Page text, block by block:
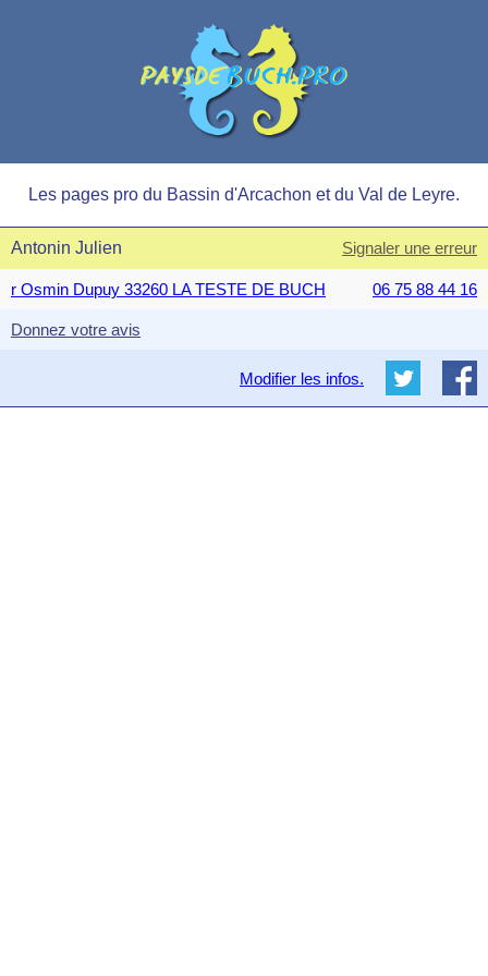
Les pages pro du Bassin d'Arcachon et du Val de Leyre.
Antonin Julien Signaler une erreur
r Osmin Dupuy 33260 LA TESTE DE BUCH 06 75 88 44 16
Donnez votre avis
Modifier les infos.